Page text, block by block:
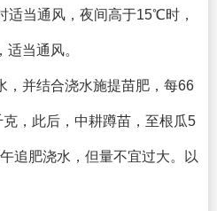
当通风，夜间高于15℃时，
当通风。
，并结合浇水施提苗肥，每66
，此后，中耕蹲苗，至根瓜5
追肥浇水，但量不宜过大。以